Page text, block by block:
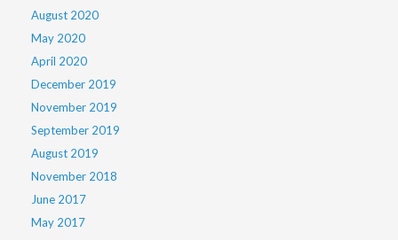
August 2020
May 2020
April 2020
December 2019
November 2019
September 2019
August 2019
November 2018
June 2017
May 2017